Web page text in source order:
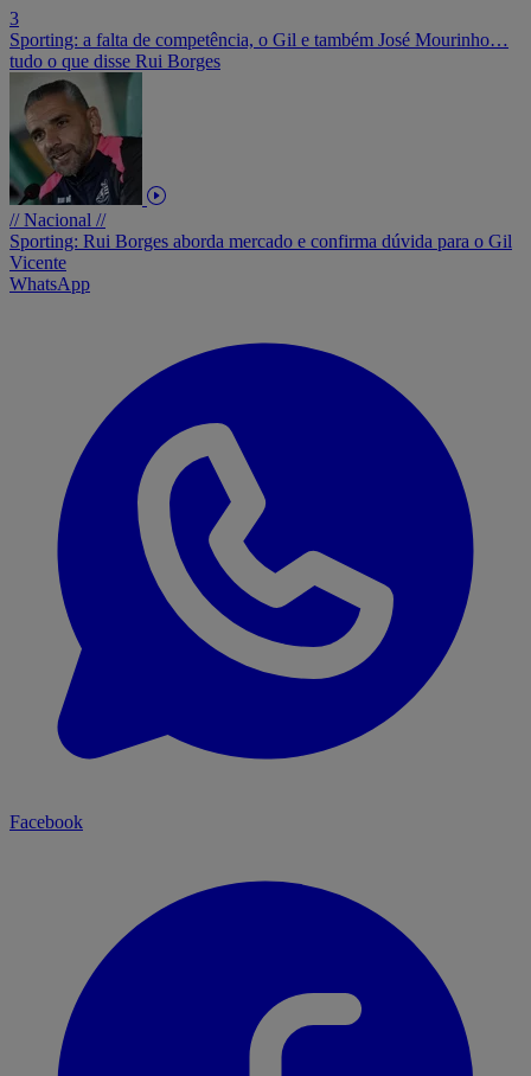
3
Sporting: a falta de competência, o Gil e também José Mourinho…
tudo o que disse Rui Borges
// Nacional //
Sporting: Rui Borges aborda mercado e confirma dúvida para o Gil
Vicente
WhatsApp
Facebook